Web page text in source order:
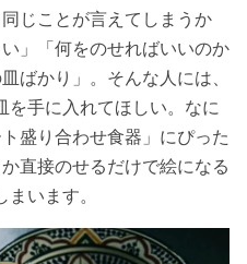
じことが言えてしまうか
」「何をのせればいいのか
ばかり」。そんな人には、
を手に入れてほしい。なに
盛り合わせ食器」にぴった
直接のせるだけで絵になる
います。